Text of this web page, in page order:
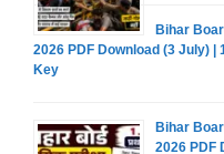
Bihar
2026 PDF Download (3 July)
Key
Bihar
2026 PDF